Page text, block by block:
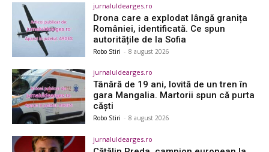
jurnaluldearges.ro
Drona care a explodat lângă granița
României, identificată. Ce spun
autoritățile de la Sofia
Robo Stiri - 8 august 2026
jurnaluldearges.ro
Tânără de 19 ani, lovită de un tren în
gara Mangalia. Martorii spun că purta
căști
Robo Stiri - 8 august 2026
jurnaluldearges.ro